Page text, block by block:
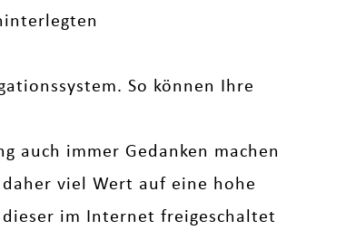
So können Ihre
auch immer Gedanken machen
viel Wert auf eine hohe
im Internet freigeschaltet